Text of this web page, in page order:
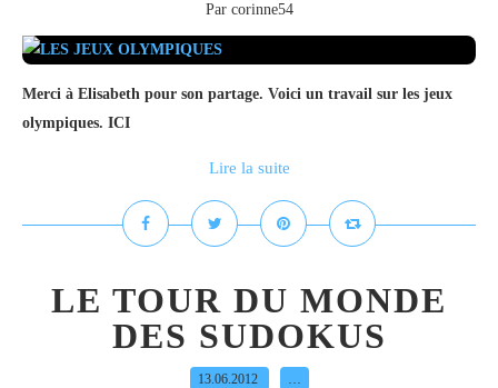
Par corinne54
Merci à Elisabeth pour son partage. Voici un travail sur les jeux
olympiques. ICI
Lire la suite
LE TOUR DU MONDE
DES SUDOKUS
13.06.2012 …